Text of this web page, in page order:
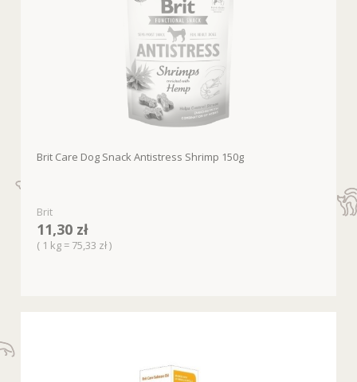
Brit Care Dog Snack Antistress Shrimp 150g
Brit
11,30 zł
( 1 kg = 75,33 zł )